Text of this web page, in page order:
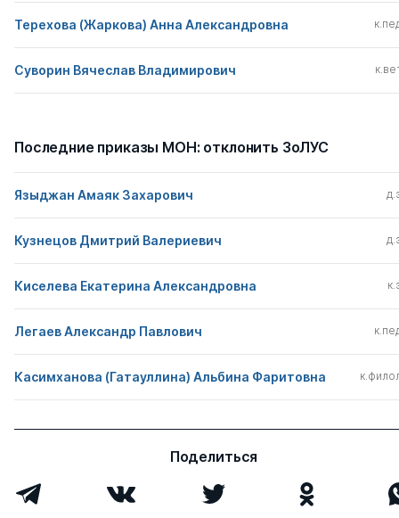
Терехова (Жаркова) Анна Александровна
Суворин Вячеслав Владимирович
Последние приказы МОН: отклонить ЗоЛУС
Языджан Амаяк Захарович
Кузнецов Дмитрий Валериевич
Киселева Екатерина Александровна
Легаев Александр Павлович
Касимханова (Гатауллина) Альбина Фаритовна
Поделиться